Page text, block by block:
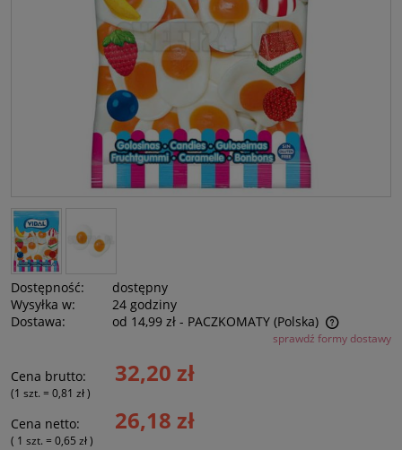
Dostępność:
dostępny
Wysyłka w:
24 godziny
Dostawa:
od 14,99 zł - PACZKOMATY(Polska)
Cena nie zawiera ewentualnych kosztów płatnościsprawdź formy dostawy
Cena brutto: 32,20 zł
(1 szt. = 0,81 zł)
Cena netto: 26,18 zł
( 1 szt. = 0,65 zł)